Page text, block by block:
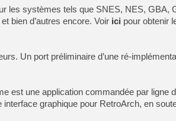
[Mo5] La mini borne
[GK] Atari renoue avec les
[GK] Le studio de FIFA
[GK] Mémoire cash -
les systèmes tels que SNES, NES, GBA,
bien d’autres encore. Voir ici pour obtenir
Un port préliminaire d’une ré-
est une application commandée par ligne
graphique pour RetroArch, en